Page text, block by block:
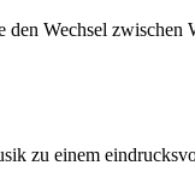
Wechsel
zu einem